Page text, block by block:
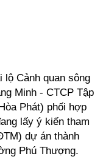
lộ Cảnh quan sông
Minh - CTCP Tập
Phát) phối hợp
lấy ý kiến tham
dự án thành
Phú Thượng.